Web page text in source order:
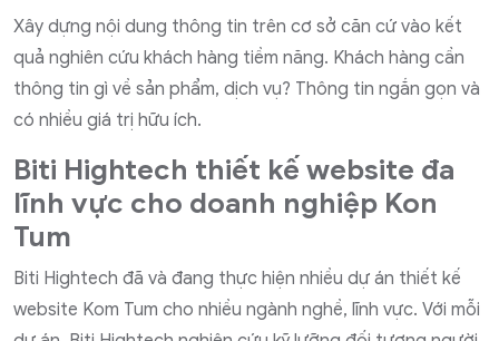
Xây dựng nội dung thông tin trên cơ sở căn cứ vào kết
quả nghiên cứu khách hàng tiềm năng. Khách hàng cần
thông tin gì về sản phẩm, dịch vụ? Thông tin ngắn gọn và
có nhiều giá trị hữu ích.
Biti Hightech thiết kế website đa
lĩnh vực cho doanh nghiệp Kon
Tum
Biti Hightech đã và đang thực hiện nhiều dự án thiết kế
website Kom Tum cho nhiều ngành nghề, lĩnh vực. Với mỗi